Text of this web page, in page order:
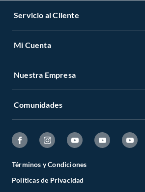
Servicio al Cliente
Mi Cuenta
Nuestra Empresa
Comunidades
Términos y Condiciones
Políticas de Privacidad